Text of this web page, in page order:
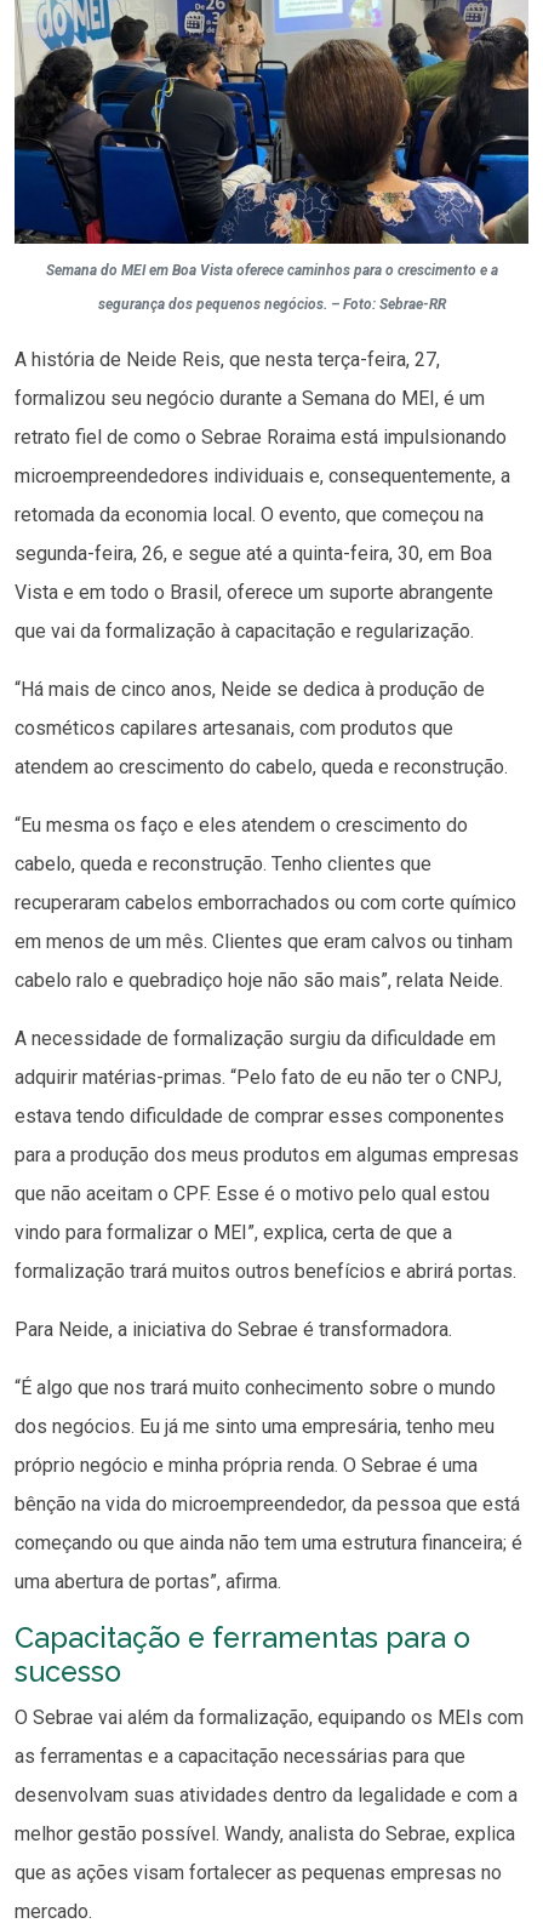
Semana do MEI em Boa Vista oferece caminhos para o crescimento e a
segurança dos pequenos negócios. – Foto: Sebrae-RR
A história de Neide Reis, que nesta terça-feira, 27,
formalizou seu negócio durante a Semana do MEI, é um
retrato fiel de como o Sebrae Roraima está impulsionando
microempreendedores individuais e, consequentemente, a
retomada da economia local. O evento, que começou na
segunda-feira, 26, e segue até a quinta-feira, 30, em Boa
Vista e em todo o Brasil, oferece um suporte abrangente
que vai da formalização à capacitação e regularização.
“Há mais de cinco anos, Neide se dedica à produção de
cosméticos capilares artesanais, com produtos que
atendem ao crescimento do cabelo, queda e reconstrução.
“Eu mesma os faço e eles atendem o crescimento do
cabelo, queda e reconstrução. Tenho clientes que
recuperaram cabelos emborrachados ou com corte químico
em menos de um mês. Clientes que eram calvos ou tinham
cabelo ralo e quebradiço hoje não são mais”, relata Neide.
A necessidade de formalização surgiu da dificuldade em
adquirir matérias-primas. “Pelo fato de eu não ter o CNPJ,
estava tendo dificuldade de comprar esses componentes
para a produção dos meus produtos em algumas empresas
que não aceitam o CPF. Esse é o motivo pelo qual estou
vindo para formalizar o MEI”, explica, certa de que a
formalização trará muitos outros benefícios e abrirá portas.
Para Neide, a iniciativa do Sebrae é transformadora.
“É algo que nos trará muito conhecimento sobre o mundo
dos negócios. Eu já me sinto uma empresária, tenho meu
próprio negócio e minha própria renda. O Sebrae é uma
bênção na vida do microempreendedor, da pessoa que está
começando ou que ainda não tem uma estrutura financeira; é
uma abertura de portas”, afirma.
Capacitação e ferramentas para o
sucesso
O Sebrae vai além da formalização, equipando os MEIs com
as ferramentas e a capacitação necessárias para que
desenvolvam suas atividades dentro da legalidade e com a
melhor gestão possível. Wandy, analista do Sebrae, explica
que as ações visam fortalecer as pequenas empresas no
mercado.